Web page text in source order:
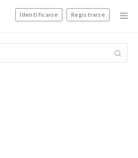
Identificarse Registrarse